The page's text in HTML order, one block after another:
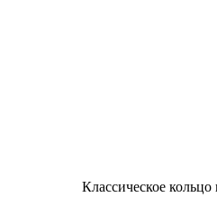
Классическое кольцо